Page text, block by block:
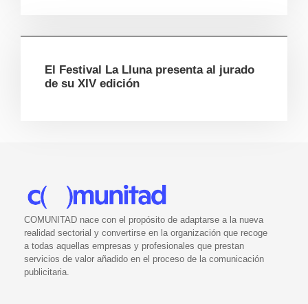
El Festival La Lluna presenta al jurado
de su XIV edición
COMUNITAD nace con el propósito de adaptarse a la nueva
realidad sectorial y convertirse en la organización que recoge
a todas aquellas empresas y profesionales que prestan
servicios de valor añadido en el proceso de la comunicación
publicitaria.